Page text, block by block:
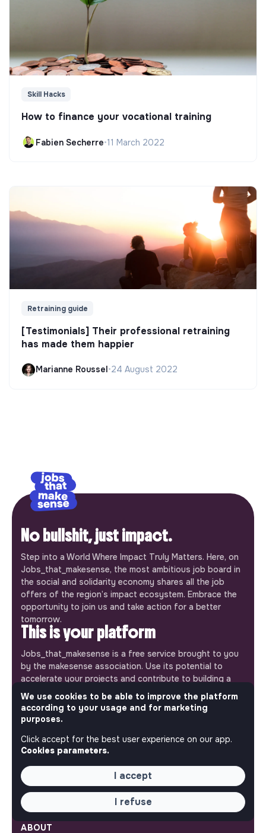
Skill Hacks
How to finance your vocational training
Fabien Secherre•11 March 2022
Retraining guide
[Testimonials] Their professional retraining
has made them happier
Marianne Roussel•24 August 2022
No bullshit, just impact.
Step into a World Where Impact Truly Matters. Here, on
Jobs_that_makesense, the most ambitious job board in
the social and solidarity economy shares all the job
offers of the region’s impact ecosystem. Embrace the
opportunity to join us and take action for a better
tomorrow.
This is your platform
Jobs_that_makesense is a free service brought to you
by the makesense association. Use its potential to
accelerate your projects and contribute to building a
more respectful, inclusive and sustainable society.
Our mobile app
Get jobs that make sense on your phone so you never
miss an opportunity.
iPhone Android
ABOUT
We use cookies to be able to improve the platform
according to your usage and for marketing
purposes.
Click accept for the best user experience on our app.
Cookies parameters.
I accept
I refuse